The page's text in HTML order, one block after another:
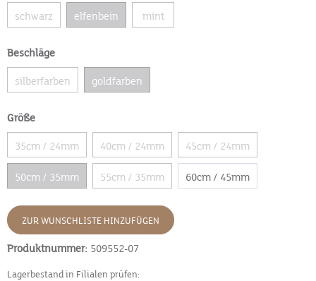
schwarz elfenbein mint
Beschläge
silberfarben goldfarben
Größe
35cm / 24mm 40cm / 24mm 45cm / 24mm
50cm / 35mm 55cm / 35mm 60cm / 45mm
ZUR WUNSCHLISTE HINZUFÜGEN
Produktnummer: 509552-07
Lagerbestand in Filialen prüfen: